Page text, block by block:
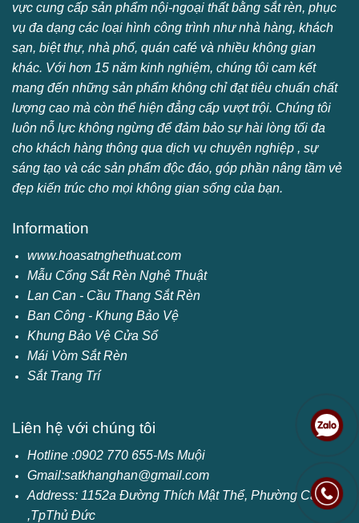
vực cung cấp sản phẩm nội-ngoại thất bằng sắt rèn, phục
vụ đa dạng các loại hình công trình như nhà hàng, khách
sạn, biệt thự, nhà phố, quán café và nhiều không gian
khác. Với hơn 15 năm kinh nghiệm, chúng tôi cam kết
mang đến những sản phẩm không chỉ đạt tiêu chuẩn chất
lượng cao mà còn thể hiện đẳng cấp vượt trội. Chúng tôi
luôn nỗ lực không ngừng để đảm bảo sự hài lòng tối đa
cho khách hàng thông qua dịch vụ chuyên nghiệp , sự
sáng tạo và các sản phẩm độc đáo, góp phần nâng tầm vẻ
đẹp kiến trúc cho mọi không gian sống của bạn.
Information
www.hoasatnghethuat.com
Mẫu Cổng Sắt Rèn Nghệ Thuật
Lan Can - Cầu Thang Sắt Rèn
Ban Công - Khung Bảo Vệ
Khung Bảo Vệ Cửa Sổ
Mái Vòm Sắt Rèn
Sắt Trang Trí
Liên hệ với chúng tôi
Hotline :0902 770 655-Ms Muội
Gmail:satkhanghan@gmail.com
Address: 1152a Đường Thích Mật Thể, Phường Cát Lái
,TpThủ Đức